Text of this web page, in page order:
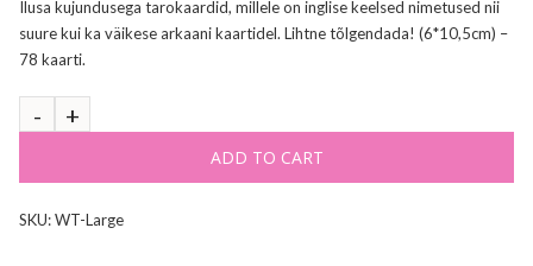
Ilusa kujundusega tarokaardid, millele on inglise keelsed nimetused nii
suure kui ka väikese arkaani kaartidel. Lihtne tõlgendada! (6*10,5cm) –
78 kaarti.
ADD TO CART
SKU:WT-Large